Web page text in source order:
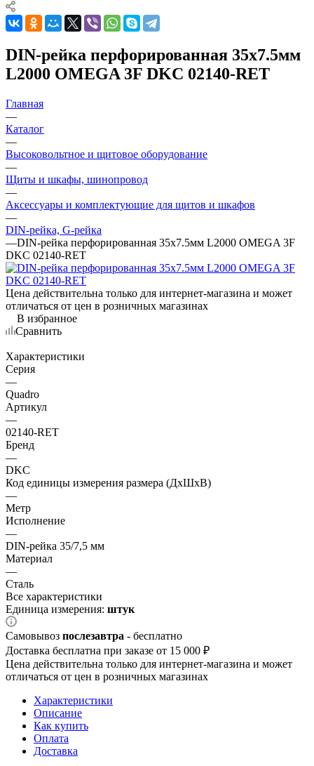
DIN-рейка перфорированная 35х7.5мм
L2000 OMEGA 3F DKC 02140-RET
Главная
—
Каталог
—
Высоковольтное и щитовое оборудование
—
Щиты и шкафы, шинопровод
—
Аксессуары и комплектующие для щитов и шкафов
—
DIN-рейка, G-рейка
—DIN-рейка перфорированная 35х7.5мм L2000 OMEGA 3F
DKC 02140-RET
Цена действительна только для интернет-магазина и может
отличаться от цен в розничных магазинах
В избранное
Сравнить
Характеристики
Серия
—
Quadro
Артикул
—
02140-RET
Бренд
—
DKC
Код единицы измерения размера (ДхШхВ)
—
Метр
Исполнение
—
DIN-рейка 35/7,5 мм
Материал
—
Сталь
Все характеристики
Единица измерения: штук
Самовывоз послезавтра - бесплатно
Доставка бесплатна при заказе от 15 000 ₽
Цена действительна только для интернет-магазина и может
отличаться от цен в розничных магазинах
Характеристики
Описание
Как купить
Оплата
Доставка